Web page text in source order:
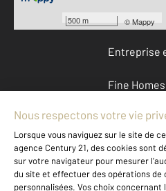
500 m ©Mappy
Devenir
Entreprise
Fine
À propos
Nous